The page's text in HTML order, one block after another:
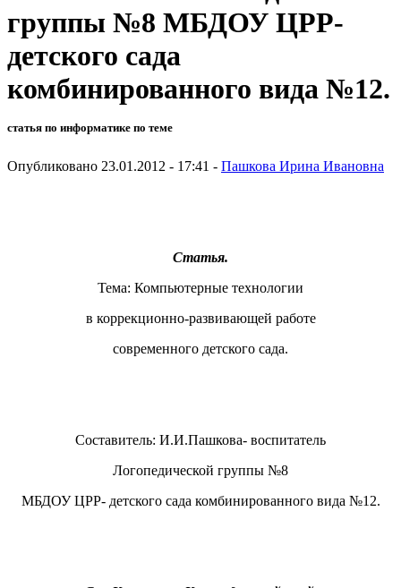
группы №8 МБДОУ ЦРР-
детского сада
комбинированного вида №12.
статья по информатике по теме
Опубликовано 23.01.2012 - 17:41 - Пашкова Ирина Ивановна
Статья.
Тема: Компьютерные технологии
в коррекционно-развивающей работе
современного детского сада.
Составитель: И.И.Пашкова- воспитатель
Логопедической группы №8
МБДОУ ЦРР- детского сада комбинированного вида №12.